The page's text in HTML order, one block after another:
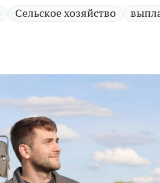
Сельское хозяйство